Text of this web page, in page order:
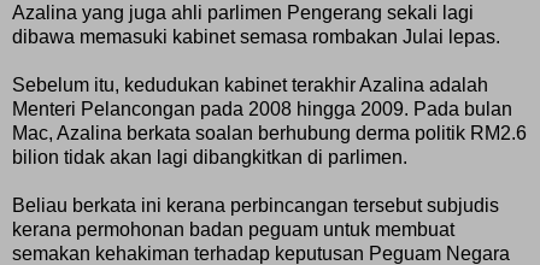
Azalina yang juga ahli parlimen Pengerang sekali lagi
dibawa memasuki kabinet semasa rombakan Julai lepas.
Sebelum itu, kedudukan kabinet terakhir Azalina adalah
Menteri Pelancongan pada 2008 hingga 2009. Pada bulan
Mac, Azalina berkata soalan berhubung derma politik RM2.6
bilion tidak akan lagi dibangkitkan di parlimen.
Beliau berkata ini kerana perbincangan tersebut subjudis
kerana permohonan badan peguam untuk membuat
semakan kehakiman terhadap keputusan Peguam Negara